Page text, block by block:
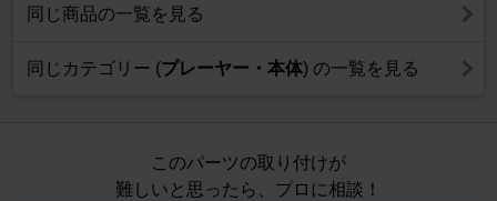
同じ商品の一覧を見る
同じカテゴリー (プレーヤー・本体) の一覧を見る
このパーツの取り付けが
難しいと思ったら、プロに相談！